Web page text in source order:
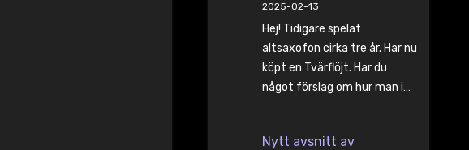
2025-02-13
Hej! Tidigare spelat
altsaxofon cirka tre år. Har nu
köpt en Tvärflöjt. Har du
något förslag om hur man i…
Nytt avsnitt av